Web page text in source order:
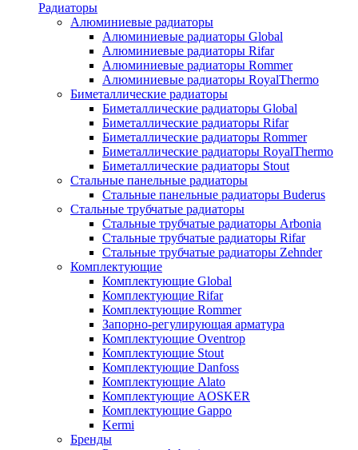
Радиаторы
Алюминиевые радиаторы
Алюминиевые радиаторы Global
Алюминиевые радиаторы Rifar
Алюминиевые радиаторы Rommer
Алюминиевые радиаторы RoyalThermo
Биметаллические радиаторы
Биметаллические радиаторы Global
Биметаллические радиаторы Rifar
Биметаллические радиаторы Rommer
Биметаллические радиаторы RoyalThermo
Биметаллические радиаторы Stout
Стальные панельные радиаторы
Стальные панельные радиаторы Buderus
Стальные трубчатые радиаторы
Стальные трубчатые радиаторы Arbonia
Стальные трубчатые радиаторы Rifar
Стальные трубчатые радиаторы Zehnder
Комплектующие
Комплектующие Global
Комплектующие Rifar
Комплектующие Rommer
Запорно-регулирующая арматура
Комплектующие Oventrop
Комплектующие Stout
Комплектующие Danfoss
Комплектующие Alato
Комплектующие AOSKER
Комплектующие Gappo
Kermi
Бренды